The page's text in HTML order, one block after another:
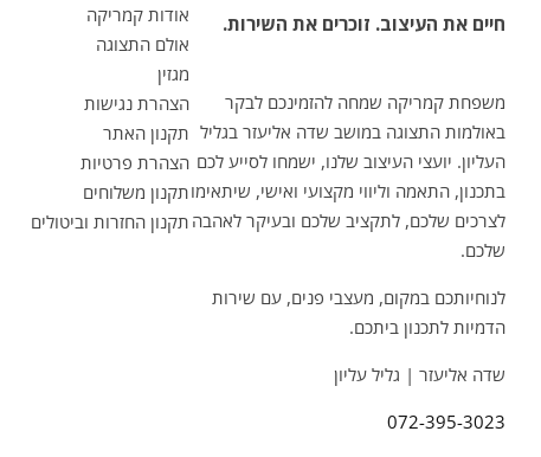
חיים את העיצוב. זוכרים את השירות.
משפחת קמריקה שמחה להזמינכם לבקר
באולמות התצוגה במושב שדה אליעזר בגליל
העליון. יועצי העיצוב שלנו, ישמחו לסייע לכם
בתכנון, התאמה וליווי מקצועי ואישי, שיתאימו
לצרכים שלכם, לתקציב שלכם ובעיקר לאהבה
שלכם.
לנוחיותכם במקום, מעצבי פנים, עם שירות
הדמיות לתכנון ביתכם.
שדה אליעזר | גליל עליון
072-395-3023
אודות קמריקה
אולם התצוגה
מגזין
הצהרת נגישות
תקנון האתר
הצהרת פרטיות
תקנון משלוחים
תקנון החזרות וביטולים